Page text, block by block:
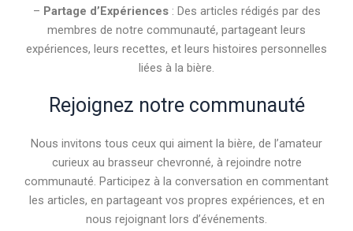
– Partage d’Expériences: Des articles rédigés par des
membres de notre communauté, partageant leurs
expériences, leurs recettes, et leurs histoires personnelles
liées à la bière.
Rejoignez notre communauté
Nous invitons tous ceux qui aiment la bière, de l’amateur
curieux au brasseur chevronné, à rejoindre notre
communauté. Participez à la conversation en commentant
les articles, en partageant vos propres expériences, et en
nous rejoignant lors d’événements.